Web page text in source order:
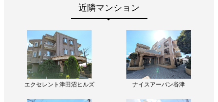
近隣マンション
エクセレント津田沼ヒルズ ナイスアーバン谷津